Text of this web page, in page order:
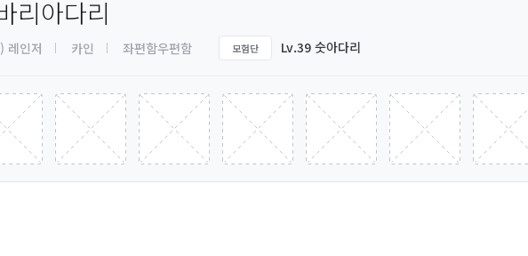
리아다리
레인저 카인 좌편함우편함 모험단 Lv.39 숫아다리